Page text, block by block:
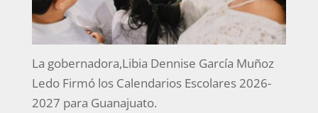
La gobernadora,Libia Dennise García Muñoz
Ledo Firmó los Calendarios Escolares 2026-
2027 para Guanajuato.